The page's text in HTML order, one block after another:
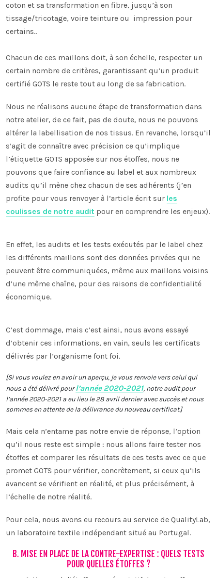
coton et sa transformation en fibre, jusqu’à son
tissage/tricotage, voire teinture ou impression pour
certains..
Chacun de ces maillons doit, à son échelle, respecter un
certain nombre de critères, garantissant qu’un produit
certifié GOTS le reste tout au long de sa fabrication.
Nous ne réalisons aucune étape de transformation dans
notre atelier, de ce fait, pas de doute, nous ne pouvons
altérer la labellisation de nos tissus. En revanche, lorsqu’il
s’agit de connaître avec précision ce qu’implique
l’étiquette GOTS apposée sur nos étoffes, nous ne
pouvons que faire confiance au label et aux nombreux
audits qu’il mène chez chacun de ses adhérents (j’en
profite pour vous renvoyer à l’article écrit sur les
coulisses de notre audit pour en comprendre les enjeux).
En effet, les audits et les tests exécutés par le label chez
les différents maillons sont des données privées qui ne
peuvent être communiquées, même aux maillons voisins
d’une même chaîne, pour des raisons de confidentialité
économique.
C’est dommage, mais c’est ainsi, nous avons essayé
d’obtenir ces informations, en vain, seuls les certificats
délivrés par l’organisme font foi.
[Si vous voulez en avoir un aperçu, je vous renvoie vers celui qui
nous a été délivré pourl’année 2020-2021, notre audit pour
l’année 2020-2021 a eu lieu le 28 avril dernier avec succès et nous
sommes en attente de la délivrance du nouveau certificat.]
Mais cela n’entame pas notre envie de réponse, l’option
qu’il nous reste est simple : nous allons faire tester nos
étoffes et comparer les résultats de ces tests avec ce que
promet GOTS pour vérifier, concrètement, si ceux qu’ils
avancent se vérifient en réalité, et plus précisément, à
l’échelle de notre réalité.
Pour cela, nous avons eu recours au service de QualityLab,
un laboratoire textile indépendant situé au Portugal.
B. MISE EN PLACE DE LA CONTRE-EXPERTISE : QUELS TESTS
POUR QUELLES ÉTOFFES ?